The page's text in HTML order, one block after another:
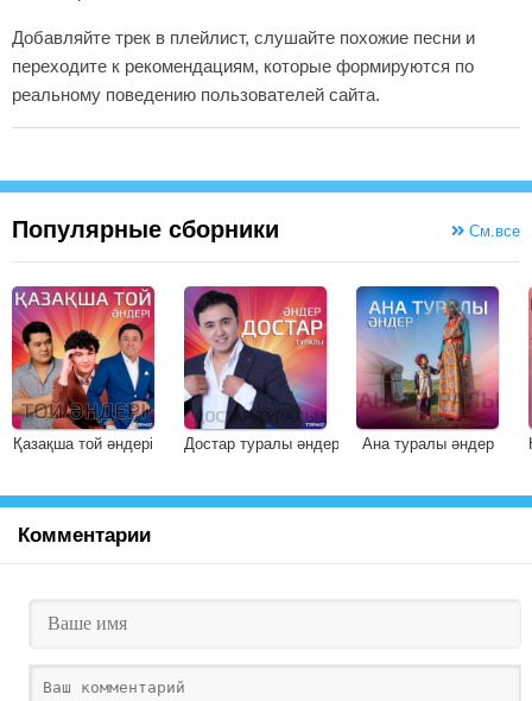
Добавляйте трек в плейлист, слушайте похожие песни и
переходите к рекомендациям, которые формируются по
реальному поведению пользователей сайта.
Популярные сборники См.все
Қазақша той әндері Достар туралы әндер Ана туралы әндер
Комментарии